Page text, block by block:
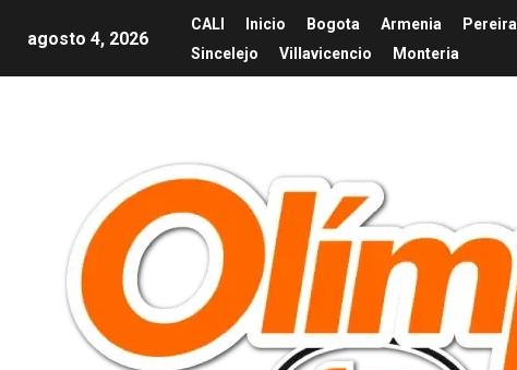
agosto 4, 2026
CALI Inicio Bogota Armenia Pereira
Sincelejo
Villavicencio Monteria